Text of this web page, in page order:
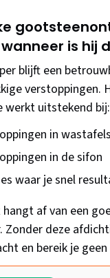
is hij
blijft een
verstoppingen.
werkt uitstekend bij:
in
in de sifon
waar je snel
af van een
Zonder deze
en bereik je